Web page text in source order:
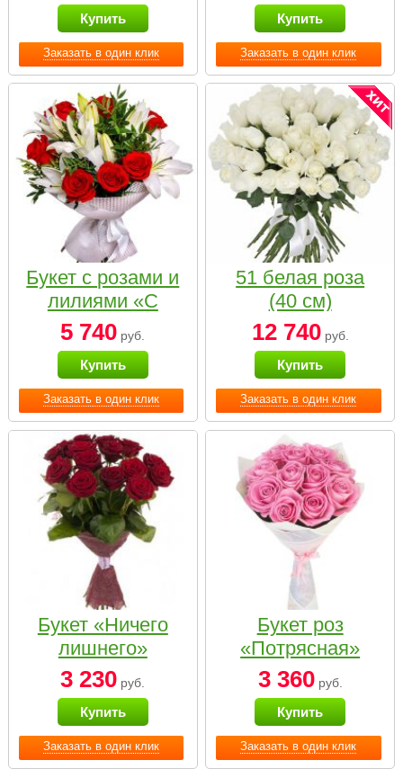
Заказать в один клик
Купить
Заказать в один клик
Купить
Заказать в один клик
Букет с розами и
лилиями «С
наилучшими
пожеланиями»
5 740 руб.
Купить
Заказать в один клик
51 белая роза
(40 см)
12 740руб.
Купить
Заказать в один клик
Букет «Ничего
лишнего»
3 230 руб.
Купить
Заказать в один клик
Букет роз
«Потрясная»
3 360руб.
Купить